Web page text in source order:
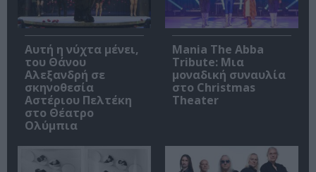
Αυτή η νύχτα μένει,
του Θάνου
Αλεξανδρή σε
σκηνοθεσία
Αστέριου Πελτέκη
στο Θέατρο
Ολύμπια
Mania The Abba
Tribute: Μια
μοναδική συναυλία
στο Christmas
Theater